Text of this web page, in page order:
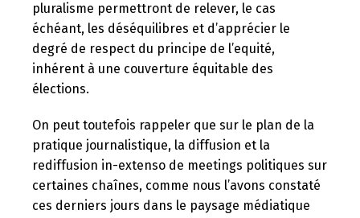
pluralisme permettront de relever, le cas
échéant, les déséquilibres et d’apprécier le
degré de respect du principe de l’equité,
inhérent à une couverture équitable des
élections.
On peut toutefois rappeler que sur le plan de la
pratique journalistique, la diffusion et la
rediffusion in-extenso de meetings politiques sur
certaines chaînes, comme nous l’avons constaté
ces derniers jours dans le paysage médiatique